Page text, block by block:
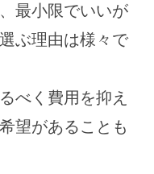
最小限でいいが
ぶ理由は様々で
べく費用を抑え
望があることも